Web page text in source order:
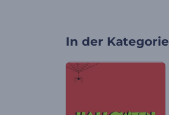
In der Kategorie